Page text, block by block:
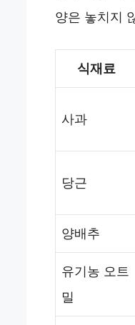
양은 놓치지
식재료
사과
당근
양배추
유기농 오트
밀